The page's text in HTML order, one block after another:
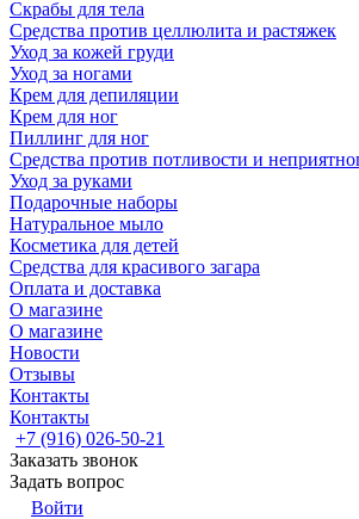
Скрабы для тела
Средства против целлюлита и растяжек
Уход за кожей груди
Уход за ногами
Крем для депиляции
Крем для ног
Пиллинг для ног
Средства против потливости и
Уход за руками
Подарочные наборы
Натуральное мыло
Косметика для детей
Средства для красивого загара
Оплата и доставка
О магазине
О магазине
Новости
Отзывы
Контакты
Контакты
+7 (916) 026-50-21
Заказать звонок
Задать вопрос
Войти